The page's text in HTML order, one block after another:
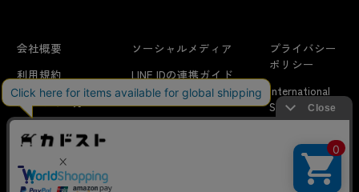
会社概要
利用規約
はじめての方へ
ソーシャルメディア
LINE IDの連携ガイド
FAQ
プライバシー
ポリシー
International
Shipping
リクエスト
当サイトでは利用体験の向上およびコンテンツの最適な提供、ト
ラフィックの分析を目的としてCookieを使用しています。
サイトの閲覧を継続された場合、Cookieの利用に同意したことも
のといたします。